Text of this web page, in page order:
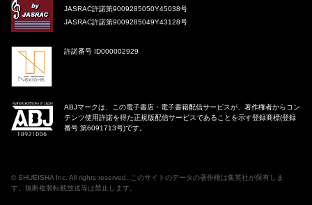
JASRAC許諾第9009285050Y45038号
JASRAC許諾第9009285049Y43128号
許諾番号 ID000002929
ABJマークは、この電子書店・電子書籍配信サービスが、著作権者からコン
テンツ使用許諾を得た正規版配信サービスであることを示す登録商標(登録
番号 第6091713号)です。
© SHUEISHA Inc . All rights reserved. このサイトのデータの著作権は集英社が保有しま
す。無断複製転載放送等は禁止します。